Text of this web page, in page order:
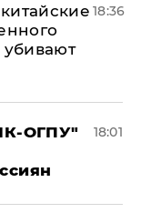
18:36
ОГПУ"
18:01